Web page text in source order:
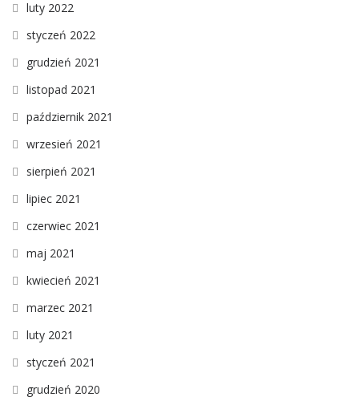
luty 2022
styczeń 2022
grudzień 2021
listopad 2021
październik 2021
wrzesień 2021
sierpień 2021
lipiec 2021
czerwiec 2021
maj 2021
kwiecień 2021
marzec 2021
luty 2021
styczeń 2021
grudzień 2020